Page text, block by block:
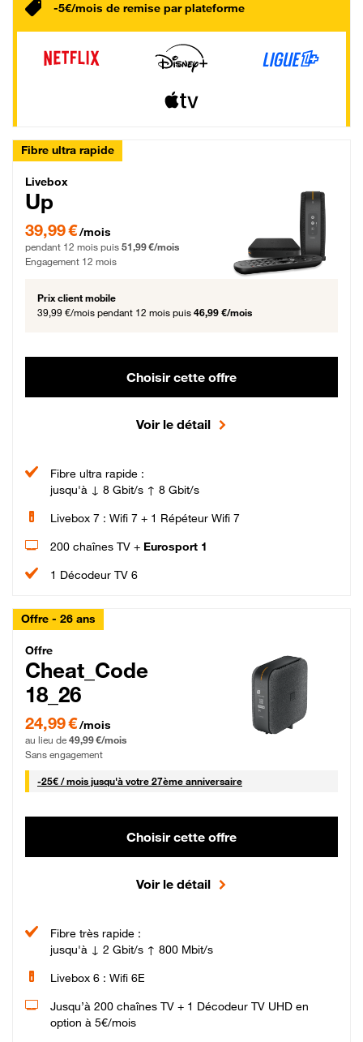
-5€/mois de remise par plateforme
Fibre ultra rapide
Livebox Up Fibre
Livebox
Up
39,99 € par mois pendant 12 mois puis 51,99 € par mois, Engagement 12 mois
39,99 €/mois
pendant 12 mois puis 51,99 €/mois
Engagement 12 mois
Prix client mobile
39,99 €/mois pendant 12 mois puis 46,99 €/mois
Choisir cette offre
Voir le détail
Fibre ultra rapide :
jusqu'à ↓ 8 Gbit/s ↑ 8 Gbit/s
Livebox 7 : Wifi 7 + 1 Répéteur Wifi 7
200 chaînes TV + Eurosport 1
1 Décodeur TV 6
Offre - 26 ans
Cheat_Code Fibre_18_26
Offre
Cheat_Code
18_26
24,99 € par mois pendant 0 mois puis 49,99 € par mois, Sans engagement
24,99 €/mois
au lieu de 49,99 €/mois
Sans engagement
-25€ / mois25 € par mois
jusqu'à votre 27ème anniversaire
Choisir cette offre
Voir le détail
Fibre très rapide :
jusqu'à ↓ 2 Gbit/s ↑ 800 Mbit/s
Livebox 6 : Wifi 6E
Jusqu’à 200 chaînes TV + 1 Décodeur TV UHD en
option à 5€/mois